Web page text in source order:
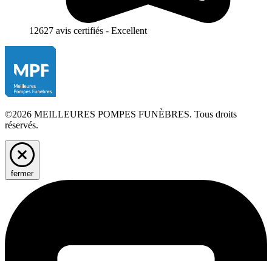
12627 avis certifiés - Excellent
©2026 MEILLEURES POMPES FUNÈBRES. Tous droits
réservés.
fermer